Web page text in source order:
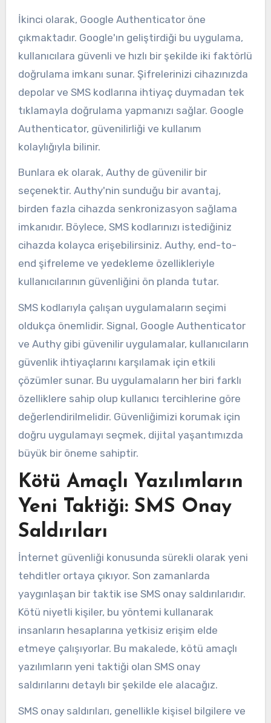
İkinci olarak, Google Authenticator öne
çıkmaktadır. Google'ın geliştirdiği bu uygulama,
kullanıcılara güvenli ve hızlı bir şekilde iki faktörlü
doğrulama imkanı sunar. Şifrelerinizi cihazınızda
depolar ve SMS kodlarına ihtiyaç duymadan tek
tıklamayla doğrulama yapmanızı sağlar. Google
Authenticator, güvenilirliği ve kullanım
kolaylığıyla bilinir.
Bunlara ek olarak, Authy de güvenilir bir
seçenektir. Authy'nin sunduğu bir avantaj,
birden fazla cihazda senkronizasyon sağlama
imkanıdır. Böylece, SMS kodlarınızı istediğiniz
cihazda kolayca erişebilirsiniz. Authy, end-to-
end şifreleme ve yedekleme özellikleriyle
kullanıcılarının güvenliğini ön planda tutar.
SMS kodlarıyla çalışan uygulamaların seçimi
oldukça önemlidir. Signal, Google Authenticator
ve Authy gibi güvenilir uygulamalar, kullanıcıların
güvenlik ihtiyaçlarını karşılamak için etkili
çözümler sunar. Bu uygulamaların her biri farklı
özelliklere sahip olup kullanıcı tercihlerine göre
değerlendirilmelidir. Güvenliğimizi korumak için
doğru uygulamayı seçmek, dijital yaşantımızda
büyük bir öneme sahiptir.
Kötü Amaçlı Yazılımların
Yeni Taktiği: SMS Onay
Saldırıları
İnternet güvenliği konusunda sürekli olarak yeni
tehditler ortaya çıkıyor. Son zamanlarda
yaygınlaşan bir taktik ise SMS onay saldırılarıdır.
Kötü niyetli kişiler, bu yöntemi kullanarak
insanların hesaplarına yetkisiz erişim elde
etmeye çalışıyorlar. Bu makalede, kötü amaçlı
yazılımların yeni taktiği olan SMS onay
saldırılarını detaylı bir şekilde ele alacağız.
SMS onay saldırıları, genellikle kişisel bilgilere ve